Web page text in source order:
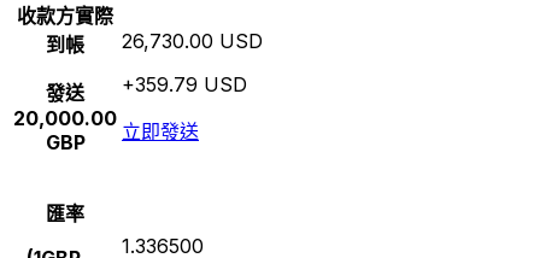
收款方實際
到帳
發送
20,000.00
GBP
26,730.00 USD
+359.79 USD
立即發送
匯率
1.336500